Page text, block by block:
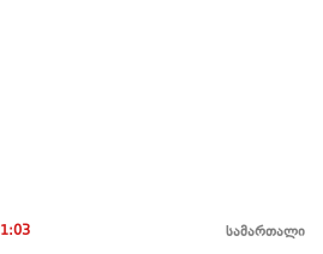
სამართალი